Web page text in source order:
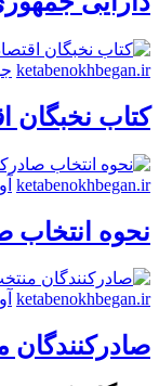
ketabenokhbegan.ir
کتاب نخبگان
ketabenokhbegan.ir
نحوه انتخاب
ketabenokhbegan.ir
صادرکنندگان